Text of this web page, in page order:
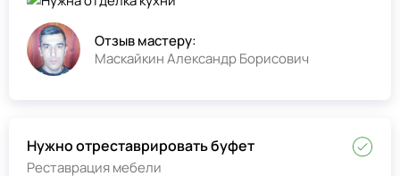
Отзыв мастеру:
Маскайкин Александр Борисович
Нужно отреставрировать буфет
Реставрация мебели